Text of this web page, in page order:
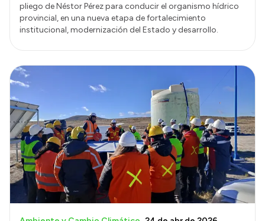
pliego de Néstor Pérez para conducir el organismo hídrico
provincial, en una nueva etapa de fortalecimiento
institucional, modernización del Estado y desarrollo.